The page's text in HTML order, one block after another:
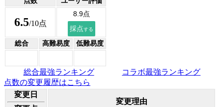
6.5/10点
総合 高難易度 低難易度
総合最強ランキング
コラボ最強ランキング
点数の変更履歴はこちら
変更日
変更理由